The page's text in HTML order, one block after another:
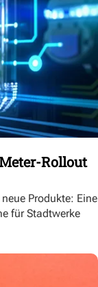
Rollout
Produkte: Eine
für Stadtwerke